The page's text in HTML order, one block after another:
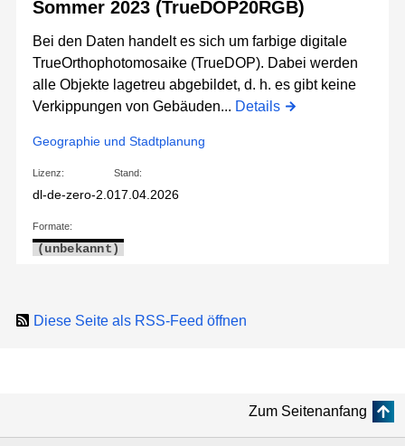
Sommer 2023 (TrueDOP20RGB)
Bei den Daten handelt es sich um farbige digitale
TrueOrthophotomosaike (TrueDOP). Dabei werden
alle Objekte lagetreu abgebildet, d. h. es gibt keine
Verkippungen von Gebäuden... Details
Geographie und Stadtplanung
Lizenz:
dl-de-zero-2.0
Stand:
17.04.2026
Formate:
(unbekannt)
Diese Seite als RSS-Feed öffnen
Zum Seitenanfang